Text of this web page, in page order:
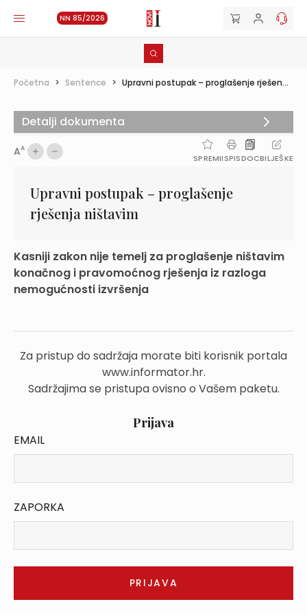
NN 85/2026
Početna > Sentence > Upravni postupak – proglašenje rješen...
AA
SPREMIISPISDOCBILJEŠKE
Upravni postupak – proglašenje
rješenja ništavim
Kasniji zakon nije temelj za proglašenje ništavim
konačnog i pravomoćnog rješenja iz razloga
nemogućnosti izvršenja
Za pristup do sadržaja morate biti korisnik portala
www.informator.hr.
Sadržajima se pristupa ovisno o Vašem paketu.
Prijava
EMAIL
ZAPORKA
Detalji dokumenta